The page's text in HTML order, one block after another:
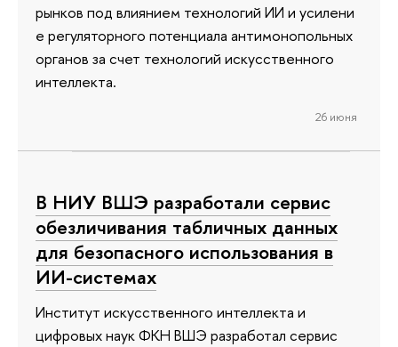
рынков под влиянием технологий ИИ и усилени
е регуляторного потенциала антимонопольных
органов за счет технологий искусственного
интеллекта.
26 июня
В НИУ ВШЭ разработали сервис
обезличивания табличных данных
для безопасного использования в
ИИ-системах
Институт искусственного интеллекта и
цифровых наук ФКН ВШЭ разработал сервис